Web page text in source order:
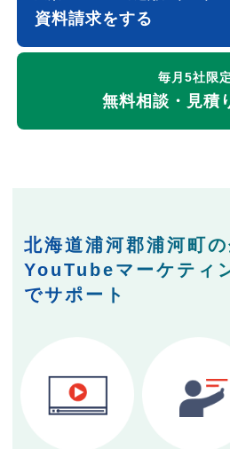
資料請求をする
毎月5社限定
無料相談・見積
北海道浦河郡浦河町
YouTubeマーケティ
でサポート